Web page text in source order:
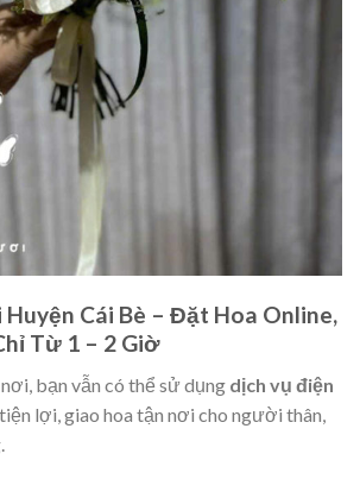
Cái Bè – Đặt Hoa Online,
Từ 1 – 2 Giờ
bạn vẫn có thể sử dụng dịch vụ điện
tiện lợi, giao hoa tận nơi cho người thân,